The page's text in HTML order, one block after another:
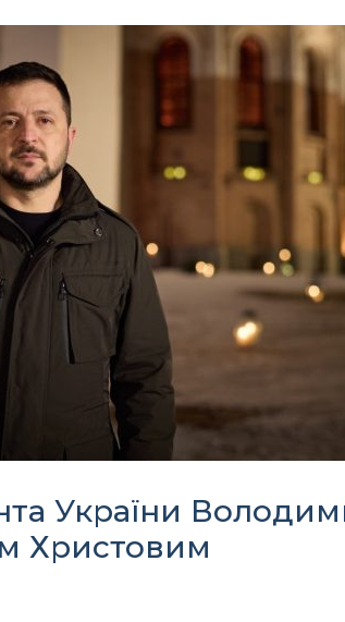
України
Христовим